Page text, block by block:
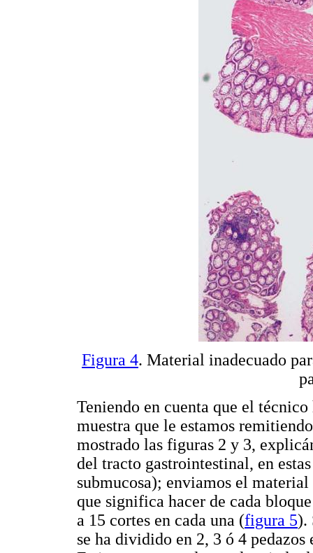
Figura 4. Material inadecuado
Teniendo en cuenta que el
muestra que le estamos
mostrado las figuras 2 y 3,
del tracto gastrointestinal, en
submucosa); enviamos el
que significa hacer de cada
a 15 cortes en cada una (figura 5).
se ha dividido en 2, 3 ó 4